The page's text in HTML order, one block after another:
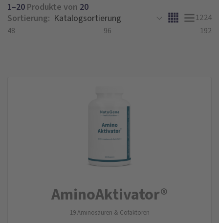
1–20 Produkte von 20
Sortierung:
1224
48
96 192
AminoAktivator®
19 Aminosäuren & Cofaktoren